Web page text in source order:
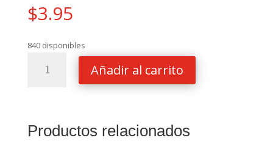
$3.95
840 disponibles
PERFORADOR
HOJAS
Añadir al carrito
Productos relacionados